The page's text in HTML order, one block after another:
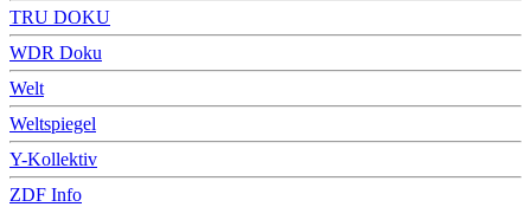
TRU DOKU
WDR Doku
Welt
Weltspiegel
Y-Kollektiv
ZDF Info